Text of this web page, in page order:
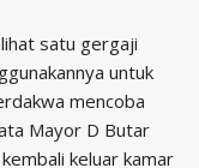
satu gergaji
untuk
mencoba
Mayor D Butar
keluar kamar